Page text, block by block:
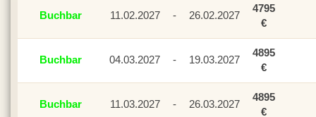
Buchbar 11.02.2027 - 26.02.2027
4795
€
Buchbar 04.03.2027 - 19.03.2027
4895
€
Buchbar 11.03.2027 - 26.03.2027
4895
€